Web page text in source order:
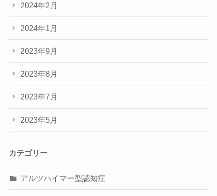
2024年2月
2024年1月
2023年9月
2023年8月
2023年7月
2023年5月
カテゴリー
アルツハイマー型認知症